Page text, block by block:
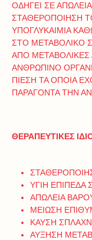
ΟΔΗΓΕΙ ΣΕ
ΣΤΑΘΕΡΟΠΟΙΗΣΗ
ΥΠΟΓΛΥΚΑΙΜΙΑ
ΣΤΟ ΜΕΤΑΒΟΛΙΚΟ
ΑΠΟ ΜΕΤΑΒΟΛΙΚΕΣ
ΑΝΘΡΩΠΙΝΟ
ΠΙΕΣΗ ΤΑ ΟΠΟΙΑ
ΠΑΡΑΓΟΝΤΑ ΤΗΝ
ΘΕΡΑΠΕΥΤΙΚΕΣ
ΥΓΙΗ ΕΠΙΠΕΔΑ
ΑΠΩΛΕΙΑ
ΜΕΙΩΣΗ
ΚΑΥΣΗ
ΑΥΞΗΣΗ